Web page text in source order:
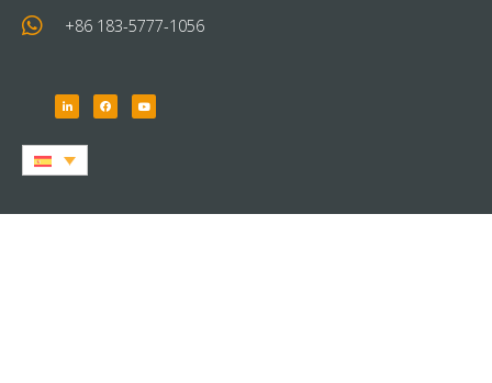
+86 183-5777-1056